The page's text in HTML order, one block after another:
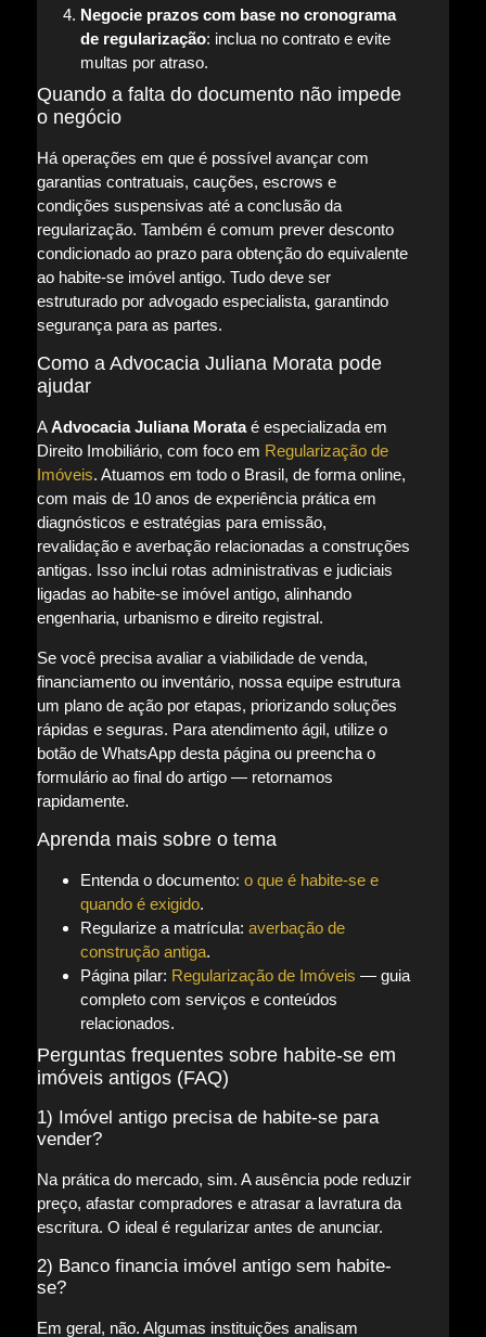
Negocie prazos com base no cronograma
de regularização: inclua no contrato e evite
multas por atraso.
Quando a falta do documento não impede
o negócio
Há operações em que é possível avançar com
garantias contratuais, cauções, escrows e
condições suspensivas até a conclusão da
regularização. Também é comum prever desconto
condicionado ao prazo para obtenção do equivalente
ao habite-se imóvel antigo. Tudo deve ser
estruturado por advogado especialista, garantindo
segurança para as partes.
Como a Advocacia Juliana Morata pode
ajudar
AAdvocacia Juliana Morataé especializada em
Direito Imobiliário, com foco em Regularização de
Imóveis. Atuamos em todo o Brasil, de forma online,
com mais de 10 anos de experiência prática em
diagnósticos e estratégias para emissão,
revalidação e averbação relacionadas a construções
antigas. Isso inclui rotas administrativas e judiciais
ligadas ao habite-se imóvel antigo, alinhando
engenharia, urbanismo e direito registral.
Se você precisa avaliar a viabilidade de venda,
financiamento ou inventário, nossa equipe estrutura
um plano de ação por etapas, priorizando soluções
rápidas e seguras. Para atendimento ágil, utilize o
botão de WhatsApp desta página ou preencha o
formulário ao final do artigo — retornamos
rapidamente.
Aprenda mais sobre o tema
Entenda o documento: o que é habite-se e
quando é exigido.
Regularize a matrícula: averbação de
construção antiga.
Página pilar: Regularização de Imóveis — guia
completo com serviços e conteúdos
relacionados.
Perguntas frequentes sobre habite-se em
imóveis antigos (FAQ)
1) Imóvel antigo precisa de habite-se para
vender?
Na prática do mercado, sim. A ausência pode reduzir
preço, afastar compradores e atrasar a lavratura da
escritura. O ideal é regularizar antes de anunciar.
2) Banco financia imóvel antigo sem habite-
se?
Em geral, não. Algumas instituições analisam